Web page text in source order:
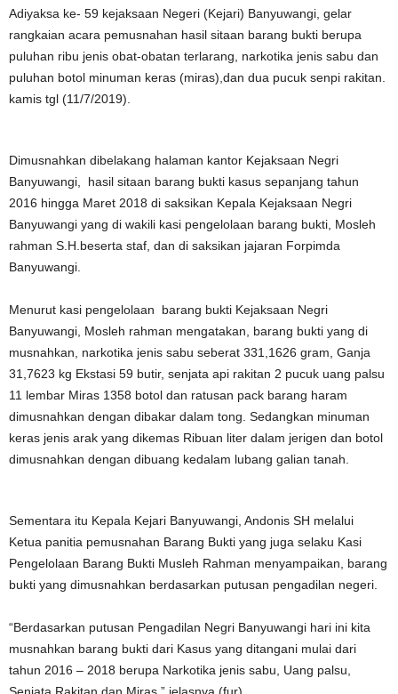
Adiyaksa ke- 59 kejaksaan Negeri (Kejari) Banyuwangi, gelar
rangkaian acara pemusnahan hasil sitaan barang bukti berupa
puluhan ribu jenis obat-obatan terlarang, narkotika jenis sabu dan
puluhan botol minuman keras (miras),dan dua pucuk senpi rakitan.
kamis tgl (11/7/2019).
Dimusnahkan dibelakang halaman kantor Kejaksaan Negri
Banyuwangi, hasil sitaan barang bukti kasus sepanjang tahun
2016 hingga Maret 2018 di saksikan Kepala Kejaksaan Negri
Banyuwangi yang di wakili kasi pengelolaan barang bukti, Mosleh
rahman S.H.beserta staf, dan di saksikan jajaran Forpimda
Banyuwangi.
Menurut kasi pengelolaan barang bukti Kejaksaan Negri
Banyuwangi, Mosleh rahman mengatakan, barang bukti yang di
musnahkan, narkotika jenis sabu seberat 331,1626 gram, Ganja
31,7623 kg Ekstasi 59 butir, senjata api rakitan 2 pucuk uang palsu
11 lembar Miras 1358 botol dan ratusan pack barang haram
dimusnahkan dengan dibakar dalam tong. Sedangkan minuman
keras jenis arak yang dikemas Ribuan liter dalam jerigen dan botol
dimusnahkan dengan dibuang kedalam lubang galian tanah.
Sementara itu Kepala Kejari Banyuwangi, Andonis SH melalui
Ketua panitia pemusnahan Barang Bukti yang juga selaku Kasi
Pengelolaan Barang Bukti Musleh Rahman menyampaikan, barang
bukti yang dimusnahkan berdasarkan putusan pengadilan negeri.
“Berdasarkan putusan Pengadilan Negri Banyuwangi hari ini kita
musnahkan barang bukti dari Kasus yang ditangani mulai dari
tahun 2016 – 2018 berupa Narkotika jenis sabu, Uang palsu,